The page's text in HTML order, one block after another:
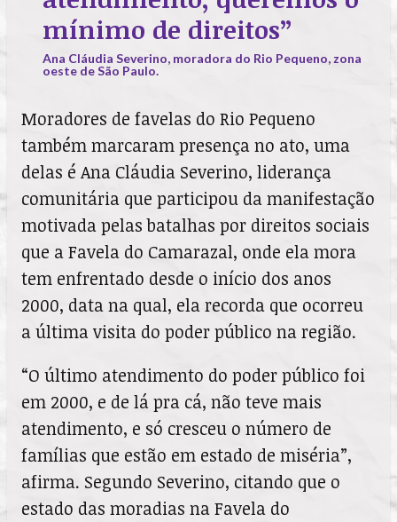
mínimo de direitos”
Ana Cláudia Severino, moradora do Rio Pequeno, zona
oeste de São Paulo.
Moradores de favelas do Rio Pequeno
também marcaram presença no ato, uma
delas é Ana Cláudia Severino, liderança
comunitária que participou da manifestação
motivada pelas batalhas por direitos sociais
que a Favela do Camarazal, onde ela mora
tem enfrentado desde o início dos anos
2000, data na qual, ela recorda que ocorreu
a última visita do poder público na região.
“O último atendimento do poder público foi
em 2000, e de lá pra cá, não teve mais
atendimento, e só cresceu o número de
famílias que estão em estado de miséria”,
afirma. Segundo Severino, citando que o
estado das moradias na Favela do